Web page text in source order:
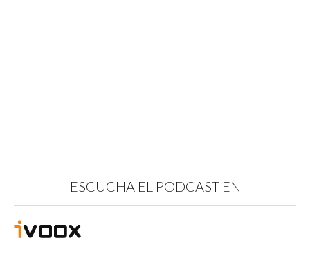
ESCUCHA EL PODCAST EN